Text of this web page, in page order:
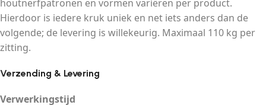
houtnerfpatronen en vormen variëren per product.
Hierdoor is iedere kruk uniek en net iets anders dan de
volgende; de levering is willekeurig. Maximaal 110 kg per
zitting.
Verzending & Levering
Verwerkingstijd